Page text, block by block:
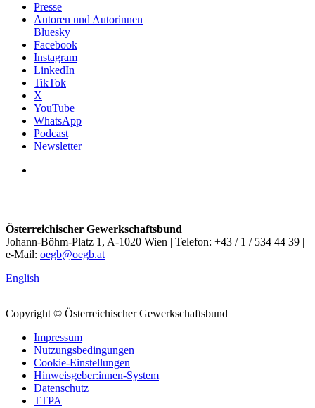
Presse
Autoren und Autorinnen
Bluesky
Facebook
Instagram
LinkedIn
TikTok
X
YouTube
WhatsApp
Podcast
Newsletter
Österreichischer Gewerkschaftsbund
Johann-Böhm-Platz 1, A-1020 Wien | Telefon: +43 / 1 / 534 44 39 |
e-Mail: oegb@oegb.at
English
Copyright © Österreichischer Gewerkschaftsbund
Impressum
Nutzungsbedingungen
Cookie-Einstellungen
Hinweisgeber:innen-System
Datenschutz
TTPA